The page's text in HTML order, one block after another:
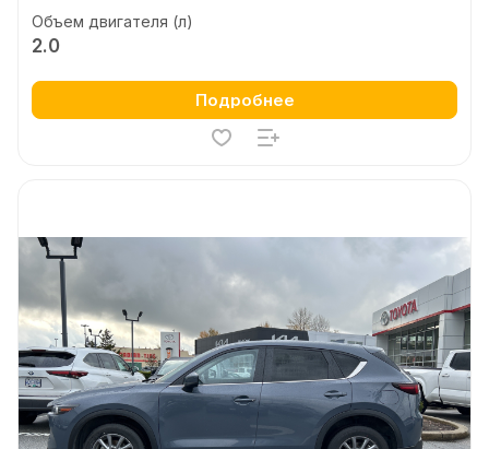
Объем двигателя (л)
2.0
Подробнее